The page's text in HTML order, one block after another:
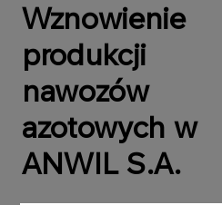
Wznowienie
produkcji
nawozów
azotowych w
ANWIL S.A.